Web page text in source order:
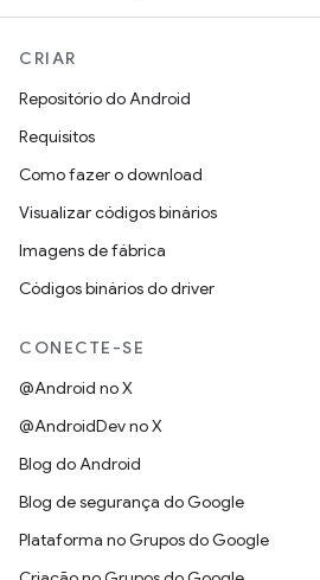
CRIAR
Repositório do Android
Requisitos
Como fazer o download
Visualizar códigos binários
Imagens de fábrica
Códigos binários do driver
CONECTE-SE
@Android no X
@AndroidDev no X
Blog do Android
Blog de segurança do Google
Plataforma no Grupos do Google